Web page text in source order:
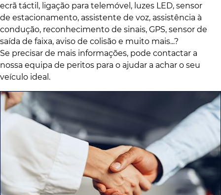
ecrã táctil, ligação para telemóvel, luzes LED, sensor
de estacionamento, assistente de voz, assistência à
condução, reconhecimento de sinais, GPS, sensor de
saída de faixa, aviso de colisão e muito mais...?
Se precisar de mais informações, pode contactar a
nossa equipa de peritos para o ajudar a achar o seu
veículo ideal.